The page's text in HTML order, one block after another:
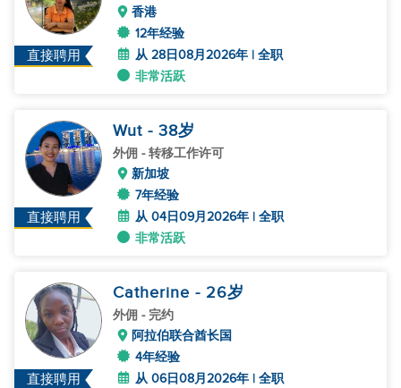
直接聘用
香港
12年经验
从 28日08月2026年 | 全职
非常活跃
直接聘用
Wut - 38岁
外佣 - 转移工作许可
新加坡
7年经验
从 04日09月2026年 | 全职
非常活跃
直接聘用
Catherine - 26岁
外佣 - 完约
阿拉伯联合酋长国
4年经验
从 06日08月2026年 | 全职